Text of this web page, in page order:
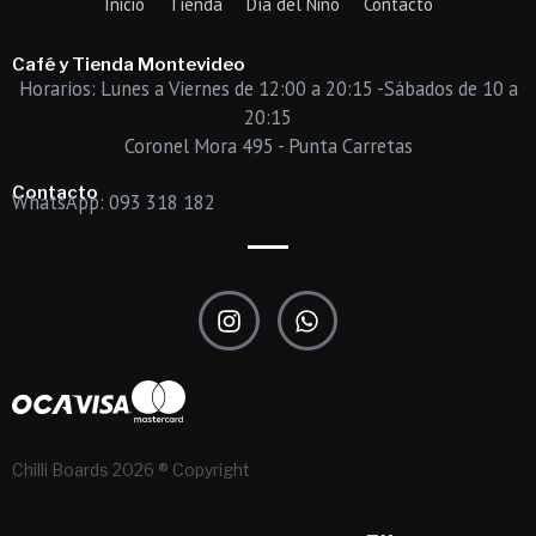
Café y Tienda Montevideo
Horarios: Lunes a Viernes de 12:00 a 20:15 -Sábados de 10 a
20:15
Coronel Mora 495 - Punta Carretas
Contacto
WhatsApp: 093 318 182
Chilli Boards 2026 ® Copyright
I
n
s
a
W
h
a